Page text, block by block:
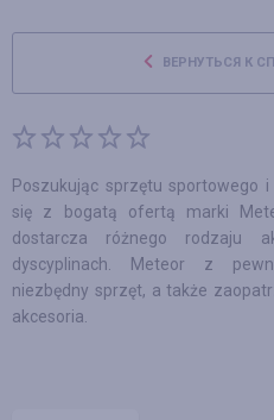
ВЕРНУТЬСЯ К
Poszukując sprzętu sportowego
się z bogatą ofertą marki
dostarcza różnego rodzaju
dyscyplinach. Meteor z
niezbędny sprzęt, a także
akcesoria.